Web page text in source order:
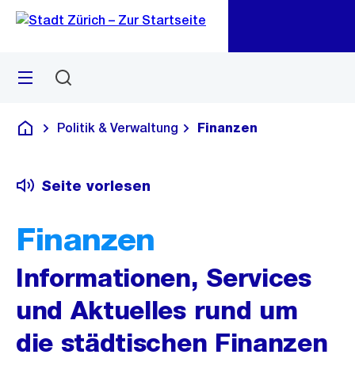
Navigation
Sprunglink
Menü
Deutsch
Politik & Verwaltung Finanzen
Seite vorlesen
Finanzen
Informationen, Services
und Aktuelles rund um
die städtischen Finanzen